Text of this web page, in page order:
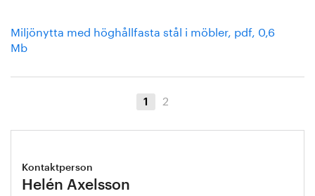
Miljönytta med höghållfasta stål i möbler, pdf, 0,6
Mb
1 2
Kontaktperson
Helén Axelsson